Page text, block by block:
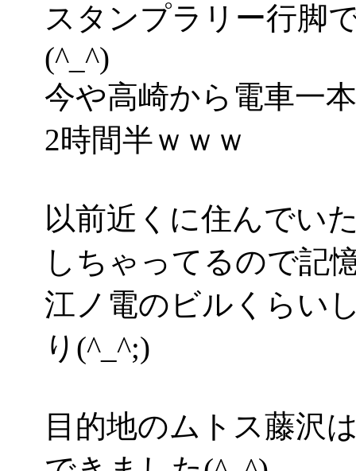
スタンプラリー行脚
(^_^)
今や高崎から電車一
2時間半ｗｗｗ
以前近くに住んでい
しちゃってるので記
江ノ電のビルくらい
り(^_^;)
目的地のムトス藤沢